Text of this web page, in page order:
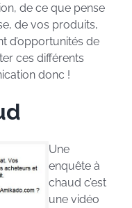
de ce que pense
de vos produits,
d’opportunités de
ces différents
donc !
Une
enquête à
chaud c’est
une vidéo